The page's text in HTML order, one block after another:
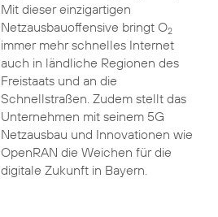
Mit dieser einzigartigen
Netzausbauoffensive bringt O2
immer mehr schnelles Internet
auch in ländliche Regionen des
Freistaats und an die
Schnellstraßen. Zudem stellt das
Unternehmen mit seinem 5G
Netzausbau und Innovationen wie
OpenRAN die Weichen für die
digitale Zukunft in Bayern.